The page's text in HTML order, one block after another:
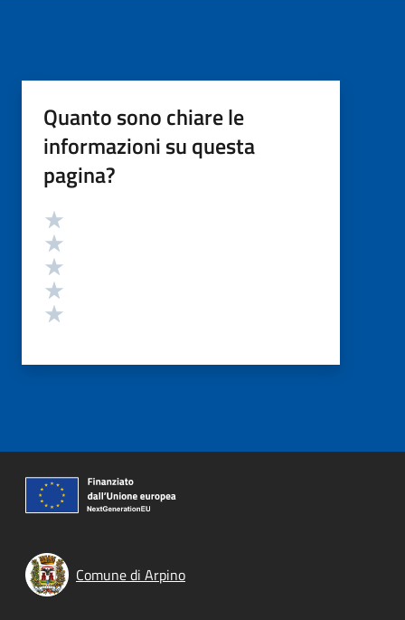
Quanto sono chiare le
informazioni su questa
pagina?
Valutazione
Comune di Arpino